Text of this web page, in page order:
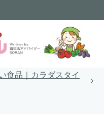
食品｜カラダスタイ